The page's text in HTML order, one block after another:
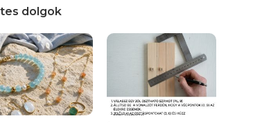
dolgok